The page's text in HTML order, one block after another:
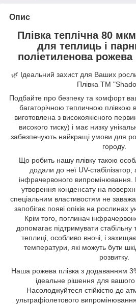
Опис
Плівка теплічна 80
для теплиць і
поліетиленова рожева
🌿 Ідеальний захист для Ваших
Плівка ТМ
Подбайте про безпеку та комфорт
багаторічною тепличною
виготовлена з високоякісного
високого тиску) і має низку
забезпечують найкращі умови для
городу.
Що робить нашу плівку такою
додали до неї UV-
інфрачервоного випромінювання.
утворення конденсату на
спеціальним властивостям не
запобігає появі опіків на рослинах
Крім того, поглинач
допомагає підтримувати стабільну
теплиці, особливо вночі, і
температури, які можуть бути
розвитку.
Наша рожева плівка з додаванням
ідеальне рішення для
Насолоджуйтеся стійкістю до
ультрафіолетового